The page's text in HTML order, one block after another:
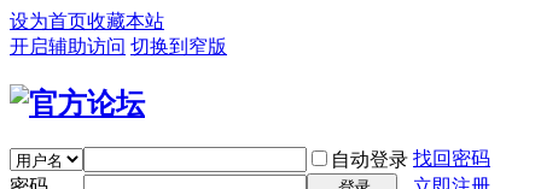
设为首页收藏本站
开启辅助访问 切换到窄版
自动登录 找回密码